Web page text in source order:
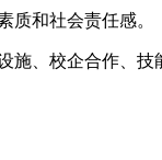
和社会责任感。
施、校企合作、